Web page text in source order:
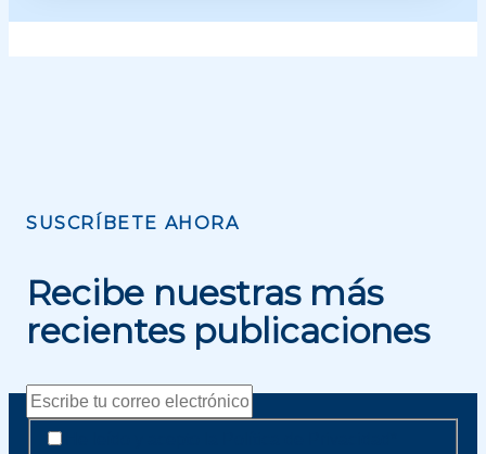
SUSCRÍBETE AHORA
Recibe nuestras más
recientes publicaciones
Correo
electrónico
Aviso
Aviso